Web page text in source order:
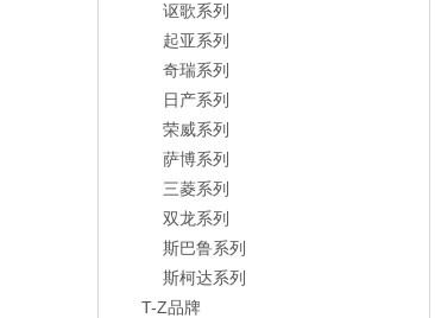
讴歌系列
起亚系列
奇瑞系列
日产系列
荣威系列
萨博系列
三菱系列
双龙系列
斯巴鲁系列
斯柯达系列
T-Z品牌